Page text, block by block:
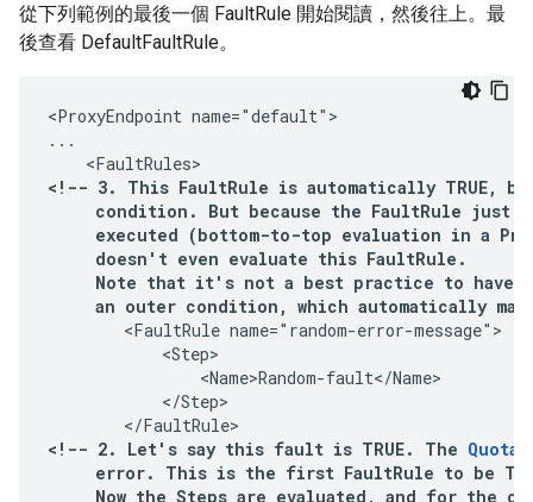
從下列範例的最後一個 FaultRule 開始閱讀，然後往上。最
後查看 DefaultFaultRule。
<ProxyEndpoint name="default">
...
<!-- 3. This FaultRule is automatically TRUE,
condition. But because the FaultRule just
executed (bottom-to-top evaluation in a
     doesn't even evaluate this FaultRule.
Note that it's not a best practice to have
an outer condition, which automatically
        <FaultRule name="random-error-message">
            <Step>
                <Name>Random-fault</Name>
            </Step>
        </FaultRule>
<!-- 2. Let's say this fault is TRUE. The Quota
error. This is the first FaultRule to be
Now the Steps are evaluated, and for the